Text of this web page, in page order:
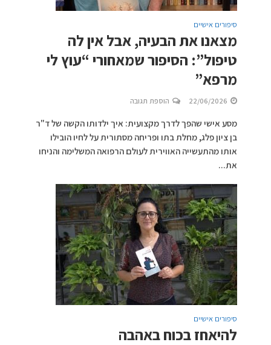
סיפורים אישיים
מצאנו את הבעיה, אבל אין לה
טיפול”: הסיפור שמאחורי “עוץ לי
מרפא”
22/06/2026 הוספת תגובה
מסע אישי שהפך לדרך מקצועית: איך ילדותו הקשה של ד"ר
בן ציון פלג, מחלת בתו ופריחה מסתורית על לחיו הובילו
אותו מהתעשייה האווירית לעולם הרפואה המשלימה והניחו
את...
סיפורים אישיים
להיאחז בכוח באהבה